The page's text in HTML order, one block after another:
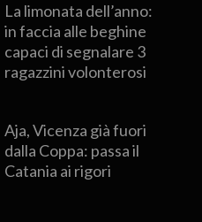
La limonata dell’anno:
in faccia alle beghine
capaci di segnalare 3
ragazzini volonterosi
Aja, Vicenza già fuori
dalla Coppa: passa il
Catania ai rigori